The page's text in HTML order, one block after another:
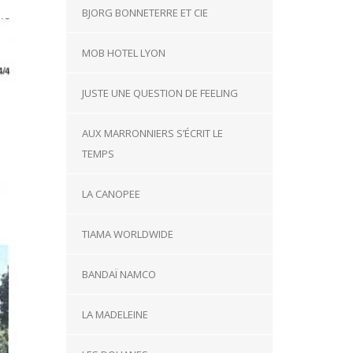
BJORG BONNETERRE ET CIE
MOB HOTEL LYON
JUSTE UNE QUESTION DE FEELING
AUX MARRONNIERS S’ÉCRIT LE
TEMPS
LA CANOPEE
TIAMA WORLDWIDE
BANDAÏ NAMCO
LA MADELEINE